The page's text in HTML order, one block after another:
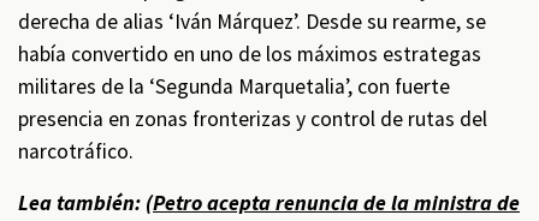
derecha de alias ‘Iván Márquez’. Desde su rearme, se
había convertido en uno de los máximos estrategas
militares de la ‘Segunda Marquetalia’, con fuerte
presencia en zonas fronterizas y control de rutas del
narcotráfico.
Lea también: (Petro acepta renuncia de la ministra de